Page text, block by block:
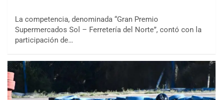
La competencia, denominada “Gran Premio
Supermercados Sol – Ferretería del Norte”, contó con la
participación de…